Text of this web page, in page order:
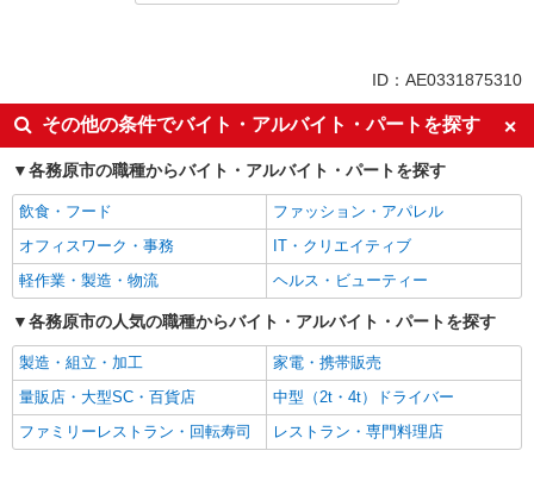
未経験歓迎
ミドル（40代～）活躍中
土日祝休み
上場企業・上場企業のグループ会
車通勤OK
扶養内勤務OK
交通費支給
社員登用あり
ID：AE0331875310
その他の条件でバイト・アルバイト・パートを探す
各務原市の職種からバイト・アルバイト・パートを探す
飲食・フード
ファッション・アパレル
オフィスワーク・事務
IT・クリエイティブ
軽作業・製造・物流
ヘルス・ビューティー
各務原市の人気の職種からバイト・アルバイト・パートを探す
製造・組立・加工
家電・携帯販売
量販店・大型SC・百貨店
中型（2t・4t）ドライバー
ファミリーレストラン・回転寿司
レストラン・専門料理店